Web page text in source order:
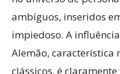
ambíguos, inseridos
impiedoso. A
Alemão, característica
clássicos, é